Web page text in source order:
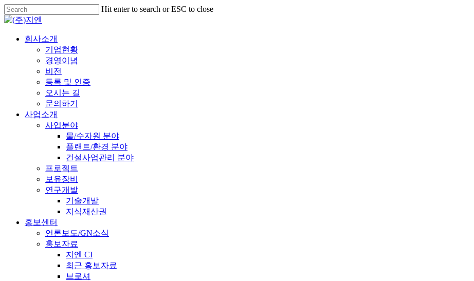
Skip
to
main
content
Hit enter to search or ESC to close
Close
Menu
회사소개
기업현황
경영이념
비전
등록 및 인증
오시는 길
문의하기
사업소개
사업분야
물/수자원 분야
플랜트/환경 분야
건설사업관리 분야
프로젝트
보유장비
연구개발
기술개발
지식재산권
홍보센터
언론보도/GN소식
홍보자료
지엔 CI
최근 홍보자료
브로셔